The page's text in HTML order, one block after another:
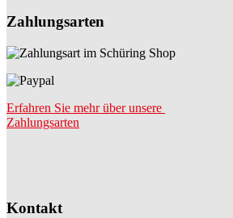
Zahlungsarten
Erfahren Sie mehr über unsere
Zahlungsarten
Kontakt